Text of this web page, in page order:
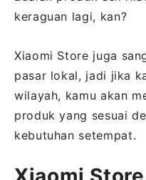
keraguan lagi, kan?
Xiaomi Store juga
pasar lokal, jadi jika
wilayah, kamu akan
produk yang sesuai
kebutuhan setempat.